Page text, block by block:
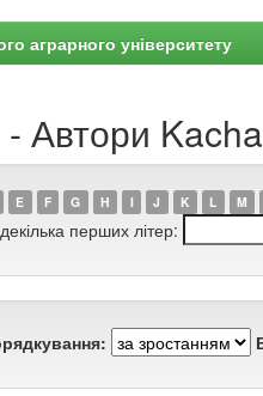
аграрного університету
Автори
E F G H I J K L M
перших літер: